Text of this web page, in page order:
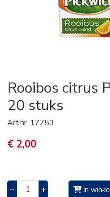
Rooibos citrus
20 stuks
Art.nr. 17753
€ 2,00
– + in